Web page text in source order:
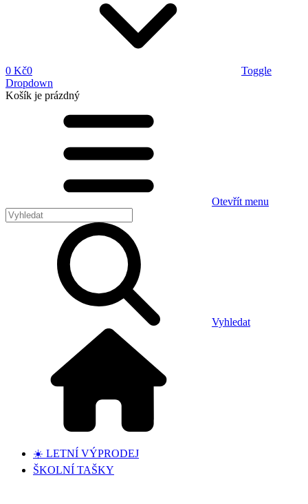
0 Kč0
Toggle
Dropdown
Košík je prázdný
Otevřít menu
Vyhledat
☀️ LETNÍ VÝPRODEJ
ŠKOLNÍ TAŠKY